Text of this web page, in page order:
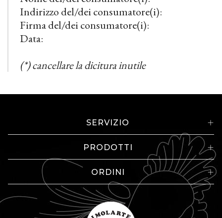
Indirizzo del/dei consumatore(i):
Firma del/dei consumatore(i):
Data:
(*) cancellare la dicitura inutile
SERVIZIO
PRODOTTI
ORDINI